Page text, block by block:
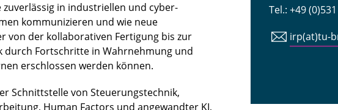
zuverlässig in industriellen und cyber-
kommunizieren und wie neue
von der kollaborativen Fertigung bis zur
durch Fortschritte in Wahrnehmung und
erschlossen werden können.
Schnittstelle von Steuerungstechnik,
Human Factors und angewandter KI,
Tel.: +49
irp(at)tu-